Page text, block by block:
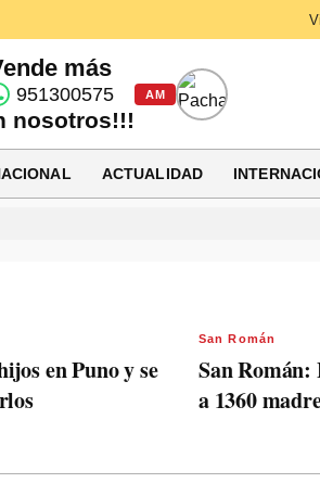
más
951300575
nosotros!!!
AM
ACTUALIDAD
en Puno y se
San Román
San Román:
a 1360